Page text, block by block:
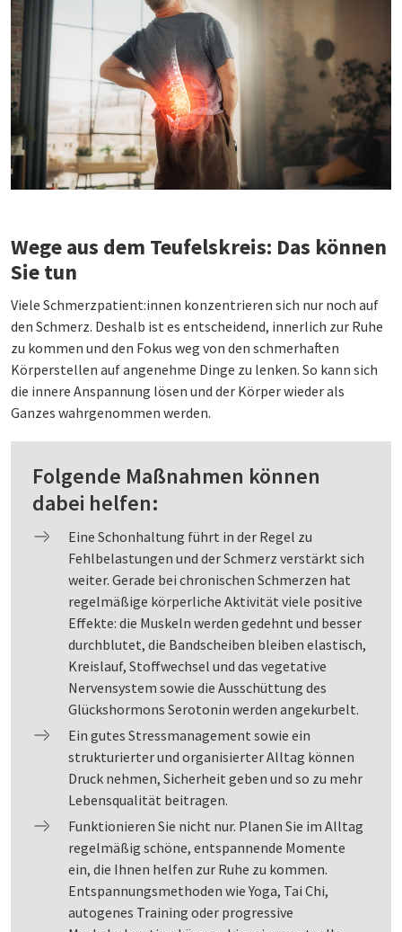
Wege aus dem Teufelskreis: Das können
Sie tun
Viele Schmerzpatient:innen konzentrieren sich nur noch auf
den Schmerz. Deshalb ist es entscheidend, innerlich zur Ruhe
zu kommen und den Fokus weg von den schmerhaften
Körperstellen auf angenehme Dinge zu lenken. So kann sich
die innere Anspannung lösen und der Körper wieder als
Ganzes wahrgenommen werden.
Folgende Maßnahmen können
dabei helfen:
Eine Schonhaltung führt in der Regel zu
Fehlbelastungen und der Schmerz verstärkt sich
weiter. Gerade bei chronischen Schmerzen hat
regelmäßige körperliche Aktivität viele positive
Effekte: die Muskeln werden gedehnt und besser
durchblutet, die Bandscheiben bleiben elastisch,
Kreislauf, Stoffwechsel und das vegetative
Nervensystem sowie die Ausschüttung des
Glückshormons Serotonin werden angekurbelt.
Ein gutes Stressmanagement sowie ein
strukturierter und organisierter Alltag können
Druck nehmen, Sicherheit geben und so zu mehr
Lebensqualität beitragen.
Funktionieren Sie nicht nur. Planen Sie im Alltag
regelmäßig schöne, entspannende Momente
ein, die Ihnen helfen zur Ruhe zu kommen.
Entspannungsmethoden wie Yoga, Tai Chi,
autogenes Training oder progressive